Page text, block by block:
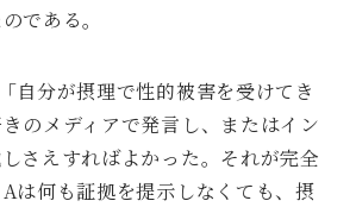
である。
自分が摂理で性的被害を受けてき
のメディアで発言し、またはイン
さえすればよかった。それが完全
は何も証拠を提示しなくても、摂